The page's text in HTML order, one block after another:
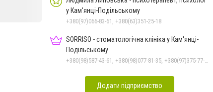
у Кам'янці-Подільському
+380(97)066-83-61, +380(63)351-25-18
SORRISO - стоматологічна клініка у Кам'янці-
Подільському
+380(98)587-43-61, +380(98)077-81-35, +380(97)375-77-72, +380(97)982-31-07
Додати підприємство